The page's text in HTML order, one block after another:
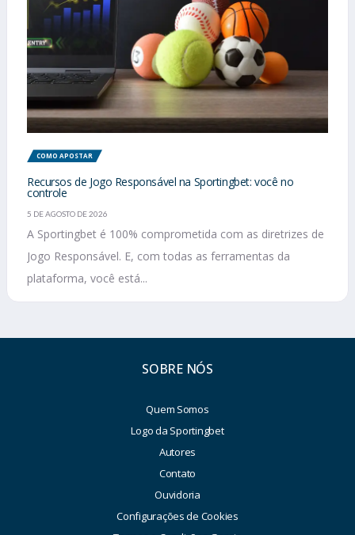
COMO APOSTAR
Recursos de Jogo Responsável na Sportingbet: você no
controle
5 DE AGOSTO DE 2026
A Sportingbet é 100% comprometida com as diretrizes de
Jogo Responsável. E, com todas as ferramentas da
plataforma, você está...
SOBRE NÓS
Quem Somos
Logo da Sportingbet
Autores
Contato
Ouvidoria
Configurações de Cookies